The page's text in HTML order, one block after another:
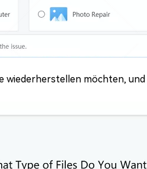
wiederherstellen möchten,